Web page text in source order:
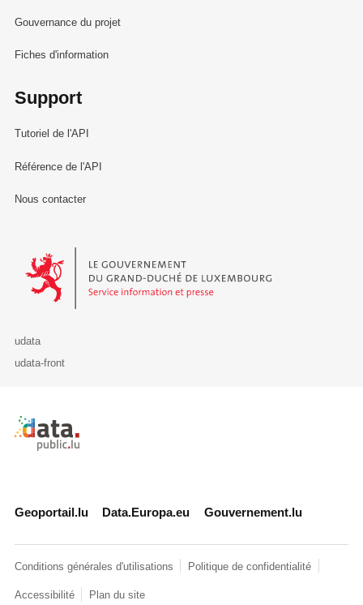
Gouvernance du projet
Fiches d'information
Support
Tutoriel de l'API
Référence de l'API
Nous contacter
Le Gouvernement du Grand-Duché de Luxembourg - Service
udata
udata-front
Retour à l'accueil de data.public.lu
Geoportail.lu Data.Europa.eu Gouvernement.lu
Conditions générales d'utilisations Politique de confidentialité
Accessibilité Plan du site